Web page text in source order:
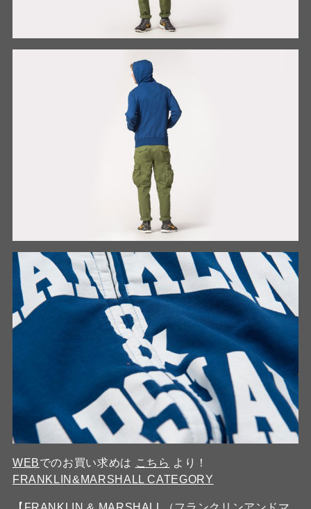
WEBでのお買い求めは こちら より！
FRANKLIN&MARSHALL CATEGORY